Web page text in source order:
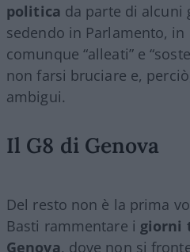
politica da parte di alcuni
sedendo in Parlamento, in
comunque “alleati” e
non farsi bruciare e,
ambigui.
Il G8 di Genova
Del resto non è la prima
Basti rammentare i giorni
Genova, dove non si